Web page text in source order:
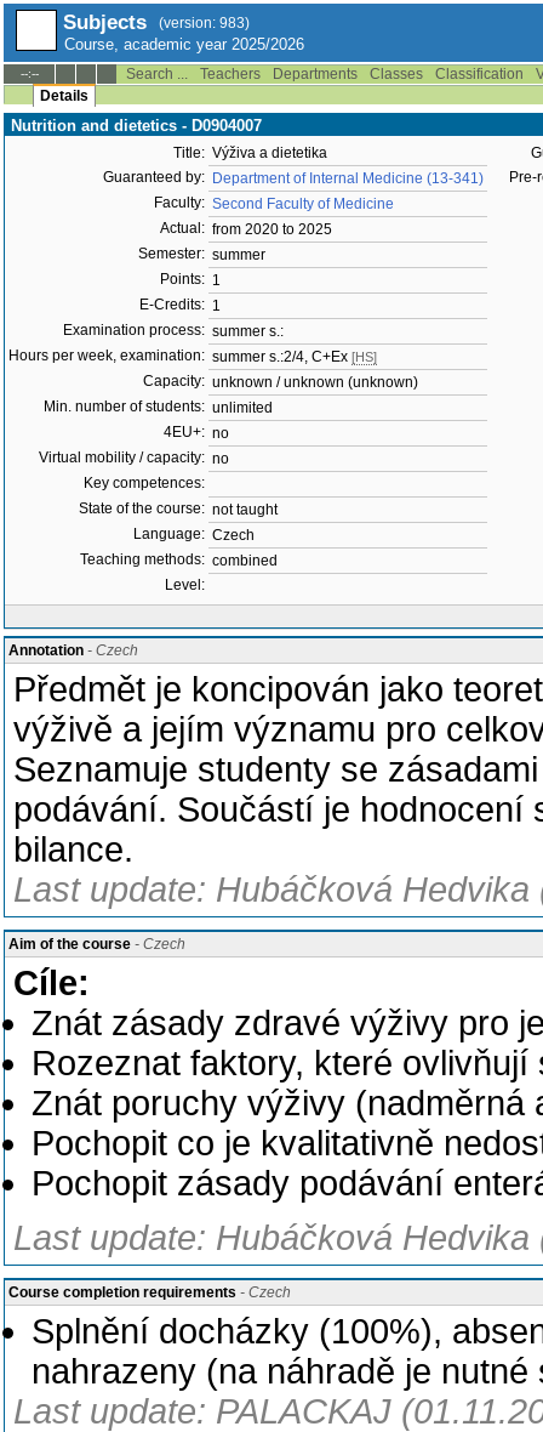
Subjects (version: 983)
Course, academic year 2025/2026
--:-- Search ... Teachers Departments Classes Classification
Details
Nutrition and dietetics - D0904007
Title: Výživa a dietetika
Guaranteed by: Department of Internal Medicine (13-341)
Faculty: Second Faculty of Medicine
Actual: from 2020 to 2025
Semester: summer
Points: 1
E-Credits: 1
Examination process: summer s.:
Hours per week, examination: summer s.:2/4, C+Ex [HS]
Capacity: unknown / unknown (unknown)
Min. number of students: unlimited
4EU+: no
Virtual mobility / capacity: no
Key competences:
State of the course: not taught
Language: Czech
Teaching methods: combined
Level:
Pre-
Annotation - Czech
Předmět je koncipován jako
výživě a jejím významu pro
Seznamuje studenty se
podávání. Součástí je
bilance.
Last update: Hubáčková Hedvika
Aim of the course - Czech
Cíle:
Znát zásady zdravé výživy pro
Rozeznat faktory, které
Znát poruchy výživy (nadměrná
Pochopit co je kvalitativně
Pochopit zásady podávání
Last update: Hubáčková Hedvika
Course completion requirements - Czech
Splnění docházky (100%),
nahrazeny (na náhradě je
Last update: PALACKAJ